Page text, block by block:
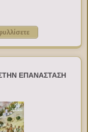
ΕΠΑΝΑΣΤΑΣΗ